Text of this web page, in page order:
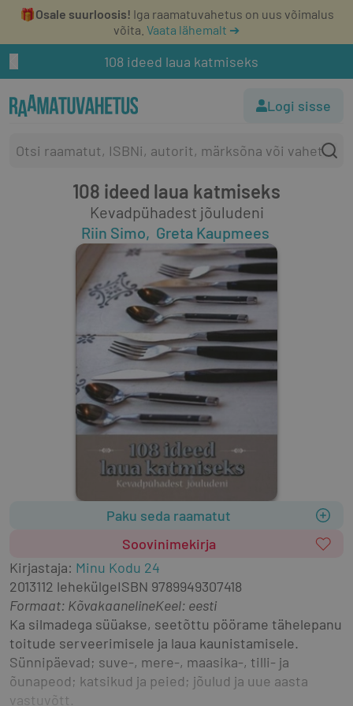
🎁Osale suurloosis! Iga raamatuvahetus on uus võimalus
võita. Vaata lähemalt ➔
108 ideed laua katmiseks
Logi sisse
108 ideed laua katmiseks
Kevadpühadest jõuludeni
Riin Simo
Greta Kaupmees
Paku seda raamatut
Soovinimekirja
Kirjastaja: Minu Kodu 24
2013112 lehekülgeISBN 9789949307418
Formaat: KõvakaanelineKeel: eesti
Ka silmadega süüakse, seetõttu pöörame tähelepanu
toitude serveerimisele ja laua kaunistamisele.
Sünnipäevad; suve-, mere-, maasika-, tilli- ja
õunapeod; katsikud ja peied; jõulud ja uue aasta
vastuvõtt.